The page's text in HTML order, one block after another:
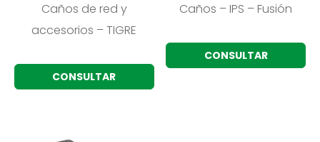
Caños de red y
accesorios – TIGRE
CONSULTAR
Caños – IPS – Fusión
CONSULTAR